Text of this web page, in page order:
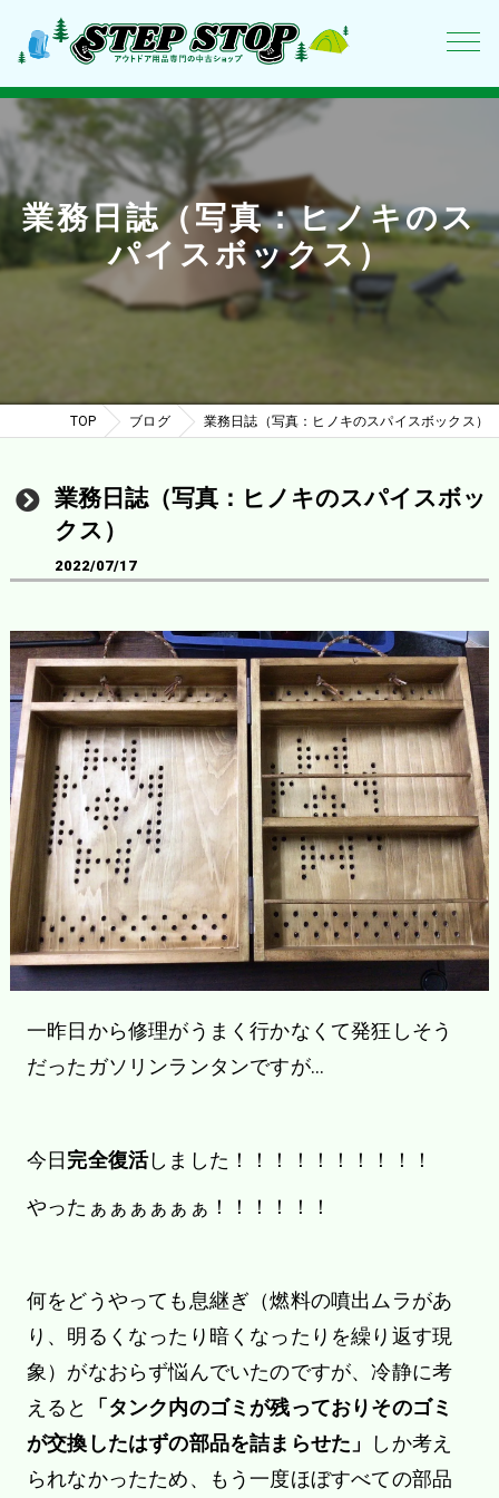
業務日誌（写真：ヒノキのス
パイスボックス）
TOP ブログ 業務日誌（写真：ヒノキのスパイスボックス）
業務日誌（写真：ヒノキのスパイスボッ
クス）
2022/07/17
一昨日から修理がうまく行かなくて発狂しそう
だったガソリンランタンですが…
今日完全復活しました！！！！！！！！！！
やったぁぁぁぁぁぁ！！！！！！
何をどうやっても息継ぎ（燃料の噴出ムラがあ
り、明るくなったり暗くなったりを繰り返す現
象）がなおらず悩んでいたのですが、冷静に考
えると
「タンク内のゴミが残っておりそのゴミ
が交換したはずの部品を詰まらせた」
しか考え
られなかったため、もう一度ほぼすべての部品